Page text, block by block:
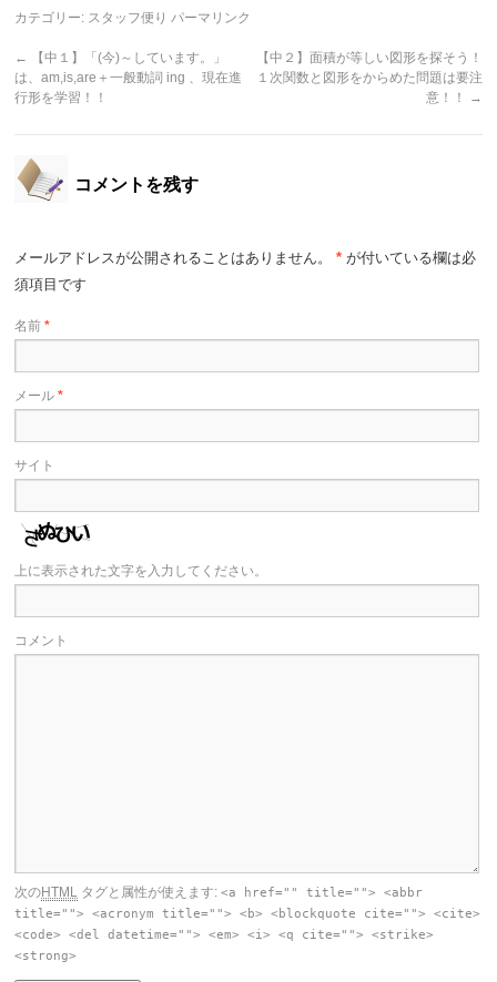
カテゴリー: スタッフ便り パーマリンク
←
【中１】「(今)～しています。」
は、am,is,are＋一般動詞 ing 、現在進
行形を学習！！
【中２】面積が等しい図形を探そう！
１次関数と図形をからめた問題は要注
意！！
→
コメントを残す
メールアドレスが公開されることはありません。 * が付いている欄は必
須項目です
名前*
メール*
サイト
上に表示された文字を入力してください。
コメント
次のHTML タグと属性が使えます:<a href="" title=""> <abbr
title=""> <acronym title=""> <b> <blockquote cite=""> <cite>
<code> <del datetime=""> <em> <i> <q cite=""> <strike>
<strong>